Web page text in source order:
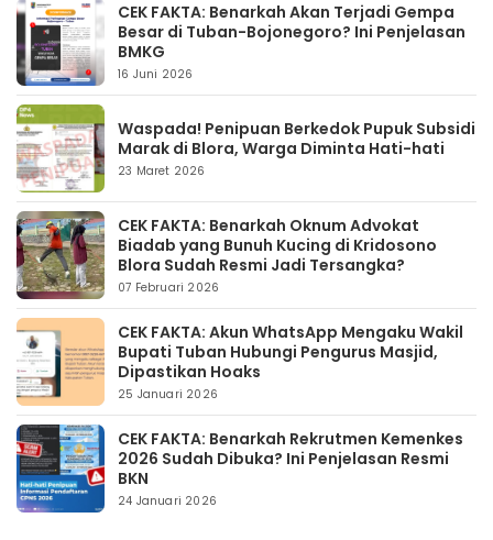
CEK FAKTA: Benarkah Akan Terjadi Gempa
Besar di Tuban-Bojonegoro? Ini Penjelasan
BMKG
16 Juni 2026
Waspada! Penipuan Berkedok Pupuk Subsidi
Marak di Blora, Warga Diminta Hati-hati
23 Maret 2026
CEK FAKTA: Benarkah Oknum Advokat
Biadab yang Bunuh Kucing di Kridosono
Blora Sudah Resmi Jadi Tersangka?
07 Februari 2026
CEK FAKTA: Akun WhatsApp Mengaku Wakil
Bupati Tuban Hubungi Pengurus Masjid,
Dipastikan Hoaks
25 Januari 2026
CEK FAKTA: Benarkah Rekrutmen Kemenkes
2026 Sudah Dibuka? Ini Penjelasan Resmi
BKN
24 Januari 2026